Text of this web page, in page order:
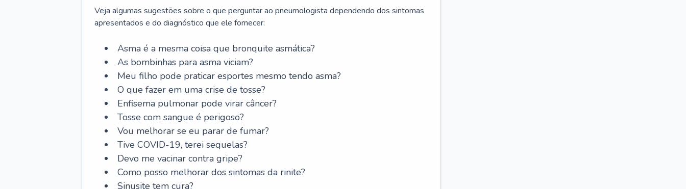
Veja algumas sugestões sobre o que perguntar ao pneumologista dependendo dos sintomas
apresentados e do diagnóstico que ele fornecer:
Asma é a mesma coisa que bronquite asmática?
As bombinhas para asma viciam?
Meu filho pode praticar esportes mesmo tendo asma?
O que fazer em uma crise de tosse?
Enfisema pulmonar pode virar câncer?
Tosse com sangue é perigoso?
Vou melhorar se eu parar de fumar?
Tive COVID-19, terei sequelas?
Devo me vacinar contra gripe?
Como posso melhorar dos sintomas da rinite?
Sinusite tem cura?